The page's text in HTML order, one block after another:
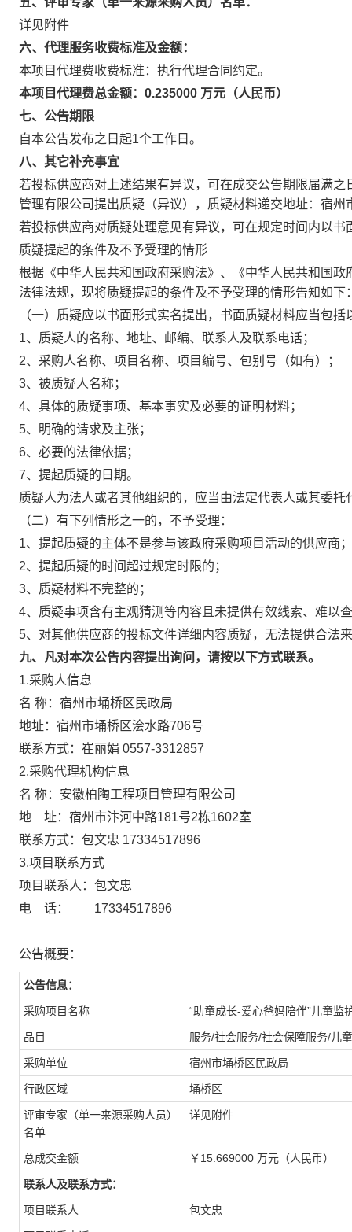
详见附件
六、代理服务收费标准及金额：
本项目代理费收费标准：执行代理合同约定。
本项目代理费总金额：0.235000 万元（人民币）
七、公告期限
自本公告发布之日起1个工作日。
八、其它补充事宜
若投标供应商对上述结果有异议，可在成交公告期限届满
管理有限公司提出质疑（异议），质疑材料递交地址：宿
若投标供应商对质疑处理意见有异议，可在规定时间内以
质疑提起的条件及不予受理的情形
根据《中华人民共和国政府采购法》、《中华人民共和国
法律法规，现将质疑提起的条件及不予受理的情形告知如下
（一）质疑应以书面形式实名提出，书面质疑材料应当包括
1、质疑人的名称、地址、邮编、联系人及联系电话；
2、采购人名称、项目名称、项目编号、包别号（如有）；
3、被质疑人名称；
4、具体的质疑事项、基本事实及必要的证明材料；
5、明确的请求及主张；
6、必要的法律依据；
7、提起质疑的日期。
质疑人为法人或者其他组织的，应当由法定代表人或其委
（二）有下列情形之一的，不予受理：
1、提起质疑的主体不是参与该政府采购项目活动的供应商；
2、提起质疑的时间超过规定时限的；
3、质疑材料不完整的；
4、质疑事项含有主观猜测等内容且未提供有效线索、难以
5、对其他供应商的投标文件详细内容质疑，无法提供合法
九、凡对本次公告内容提出询问，请按以下方式联系。
1.采购人信息
名 称：宿州市埇桥区民政局
地址：宿州市埇桥区浍水路706号
联系方式：崔丽娟 0557-3312857
2.采购代理机构信息
名 称：安徽柏陶工程项目管理有限
地 址：宿州市汴河中路181号2栋
联系方式：包文忠 17334517896
3.项目联系方式
项目联系人：包文忠
电 话： 17334517896
公告概要：
公告信息：
采购项目名称 “助童成长-爱心爸妈陪伴”儿童监
品目 服务/社会服务/社会保障服务/儿
采购单位 宿州市埇桥区民政局
行政区域 埇桥区
评审专家（单一来源采购人员）
名单
详见附件
总成交金额 ￥15.669000 万元（人民币）
联系人及联系方式：
项目联系人 包文忠